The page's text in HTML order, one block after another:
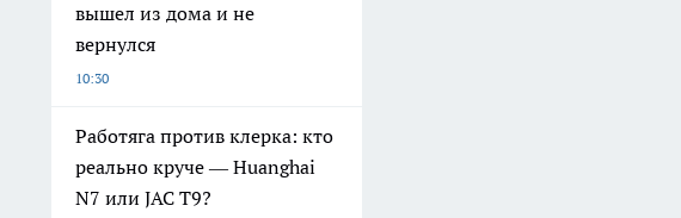
вышел из дома и не
вернулся
10:30
Работяга против клерка: кто
реально круче — Huanghai
N7 или JAC T9?